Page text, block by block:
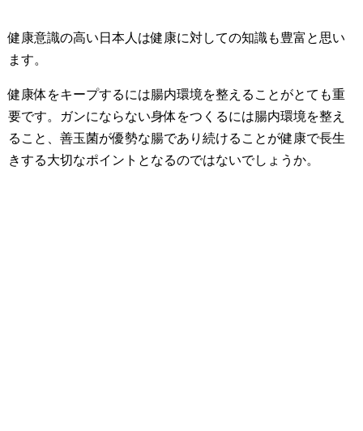
健康意識の高い日本人は健康に対しての知識も豊富と思い
ます。
健康体をキープするには腸内環境を整えることがとても重
要です。ガンにならない身体をつくるには腸内環境を整え
ること、善玉菌が優勢な腸であり続けることが健康で長生
きする大切なポイントとなるのではないでしょうか。